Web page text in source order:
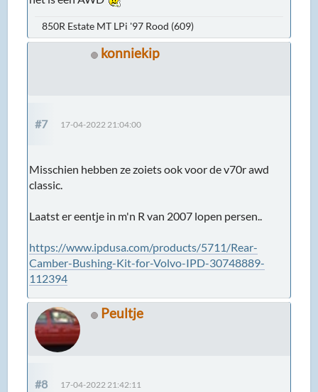
850R Estate MT LPi '97 Rood (609)
konniekip
#7 17-04-2022 21:04:00
Misschien hebben ze zoiets ook voor de v70r awd
classic.
Laatst er eentje in m'n R van 2007 lopen persen..
https://www.ipdusa.com/products/5711/Rear-
Camber-Bushing-Kit-for-Volvo-IPD-30748889-
112394
Peultje
#8 17-04-2022 21:42:11